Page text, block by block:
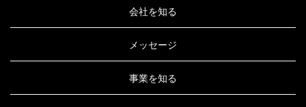
会社を知る
メッセージ
事業を知る